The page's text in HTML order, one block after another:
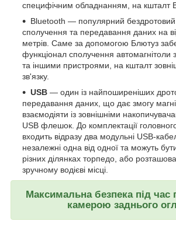
специфічним обладнанням, на кшталт
Bluetooth — популярний бездротовий
сполучення та передавання даних на
метрів. Саме за допомогою Блютуз
функціонал сполучення автомагнітоли
та іншими пристроями, на кшталт
зв'язку.
USB — один із найпоширеніших
передавання даних, що дає змогу
взаємодіяти із зовнішніми
USB флешок. До комплектації
входить відразу два модульні USB-
незалежні одна від одної та можуть
різних ділянках торпедо, або
зручному водієві місці.
Максимальна безпека під час
камерою заднього